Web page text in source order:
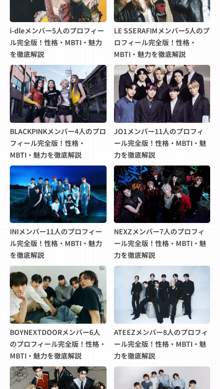
i-dleメンバー5人のプロフィー
ル完全版！性格・MBTI・魅力
を徹底解説
LE SSERAFIMメンバー5人のプ
ロフィール完全版！性格・
MBTI・魅力を徹底解説
BLACKPINKメンバー4人のプロ
フィール完全版！性格・
MBTI・魅力を徹底解説
JO1メンバー11人のプロフィ
ール完全版！性格・MBTI・魅
力を徹底解説
INIメンバー11人のプロフィー
ル完全版！性格・MBTI・魅力
を徹底解説
NEXZメンバー7人のプロフィ
ール完全版！性格・MBTI・魅
力を徹底解説
BOYNEXTDOORメンバー6人
のプロフィール完全版！性格・
MBTI・魅力を徹底解説
ATEEZメンバー8人のプロフィ
ール完全版！性格・MBTI・魅
力を徹底解説